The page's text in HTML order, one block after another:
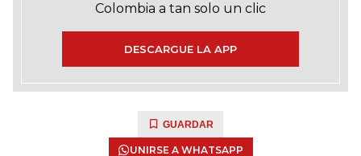
Colombia a tan solo un clic
DESCARGUE LA APP
GUARDAR
UNIRSE A WHATSAPP